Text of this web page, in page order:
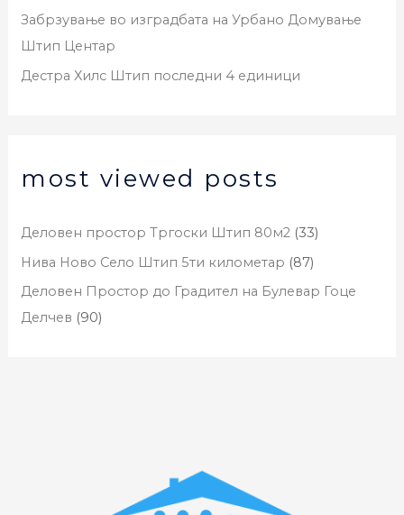
Забрзување во изградбата на Урбано Домување
Штип Центар
Дестра Хилс Штип последни 4 единици
most viewed posts
Деловен простор Тргоски Штип 80м2 (33)
Нива Ново Село Штип 5ти километар (87)
Деловен Простор до Градител на Булевар Гоце
Делчев (90)